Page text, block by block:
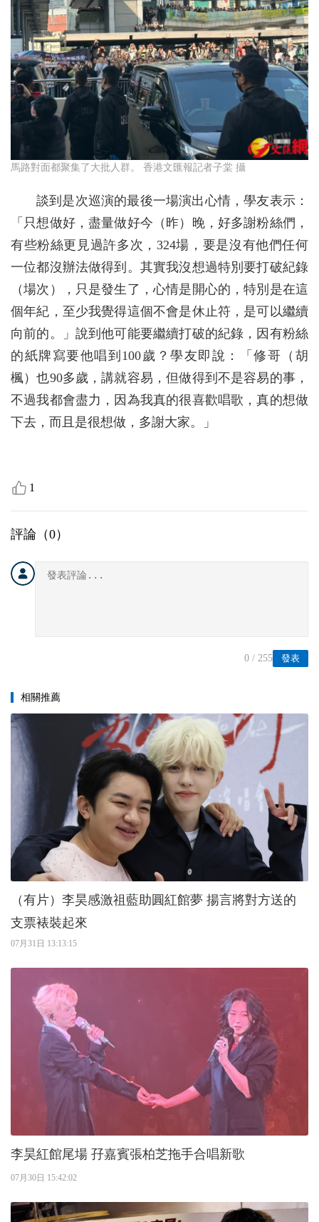
馬路對面都聚集了大批人群。 香港文匯報記者子棠 攝
談到是次巡演的最後一場演出心情，學友表示：
「只想做好，盡量做好今（昨）晚，好多謝粉絲們，
有些粉絲更見過許多次，324場，要是沒有他們任何
一位都沒辦法做得到。其實我沒想過特別要打破紀錄
（場次），只是發生了，心情是開心的，特別是在這
個年紀，至少我覺得這個不會是休止符，是可以繼續
向前的。」說到他可能要繼續打破的紀錄，因有粉絲
的紙牌寫要他唱到100歲？學友即說：「修哥（胡
楓）也90多歲，講就容易，但做得到不是容易的事，
不過我都會盡力，因為我真的很喜歡唱歌，真的想做
下去，而且是很想做，多謝大家。」
1
評論（0）
發表
0 / 255
相關推薦
（有片）李昊感激祖藍助圓紅館夢 揚言將對方送的
支票裱裝起來
07月31日 13:13:15
李昊紅館尾場 孖嘉賓張柏芝拖手合唱新歌
07月30日 15:42:02